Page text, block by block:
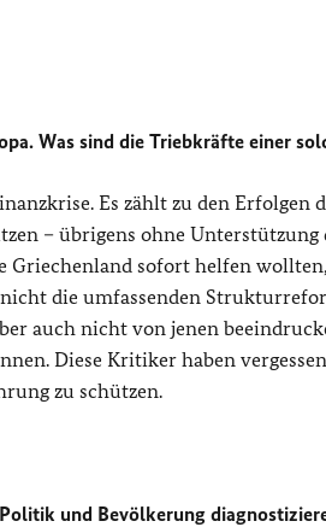
Was sind die Triebkräfte einer
Es zählt zu den Erfolgen
– übrigens ohne
sofort helfen
die umfassenden
auch nicht von jenen
Diese Kritiker haben
zu schützen.
und Bevölkerung